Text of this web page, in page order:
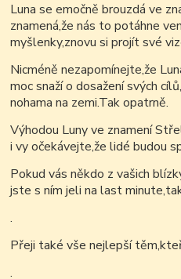
Luna se emočně brouzdá ve
znamená,že nás to potáhne
myšlenky,znovu si projít své
Nicméně nezapomínejte,že
moc snaží o dosažení svých
nohama na zemi.Tak opatrně.
Výhodou Luny ve znamení
i vy očekávejte,že lidé budou
Pokud vás někdo z vašich
jste s ním jeli na last
.
Přeji také vše nejlepší
.